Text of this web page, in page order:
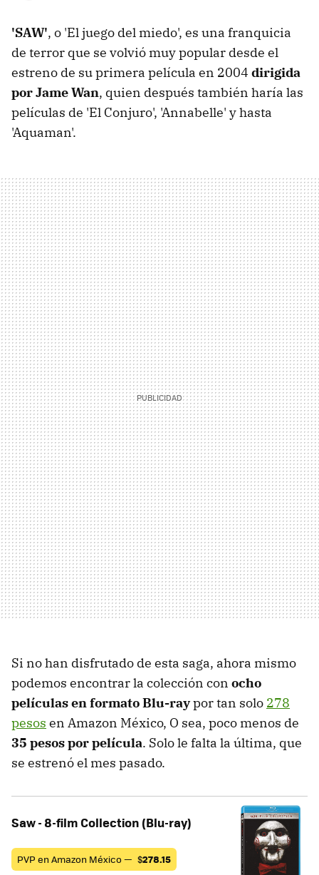
'SAW', o 'El juego del miedo', es una franquicia
de terror que se volvió muy popular desde el
estreno de su primera película en 2004 dirigida
por Jame Wan, quien después también haría las
películas de 'El Conjuro', 'Annabelle' y hasta
'Aquaman'.
Si no han disfrutado de esta saga, ahora mismo
podemos encontrar la colección con ocho
películas en formato Blu-raypor tan solo 278
pesos en Amazon México, O sea, poco menos de
35 pesos por película. Solo le falta la última, que
se estrenó el mes pasado.
Saw - 8-film Collection (Blu-ray)
PVP en Amazon México — $278.15